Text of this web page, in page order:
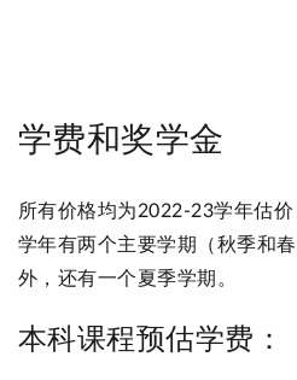
学费和奖学金
所有价格均为2022-23学年估
学年有两个主要学期（秋季和
外，还有一个夏季学期。
本科课程预估学费：